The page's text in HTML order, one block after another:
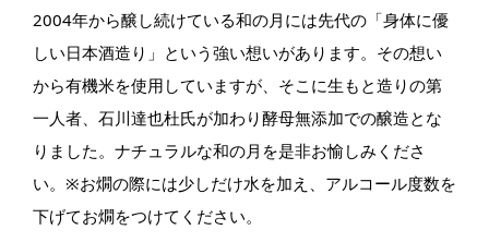
2004年から醸し続けている和の月には先代の「身体に優
しい日本酒造り」という強い想いがあります。その想い
から有機米を使用していますが、そこに生もと造りの第
一人者、石川達也杜氏が加わり酵母無添加での醸造とな
りました。ナチュラルな和の月を是非お愉しみくださ
い。※お燗の際には少しだけ水を加え、アルコール度数を
下げてお燗をつけてください。